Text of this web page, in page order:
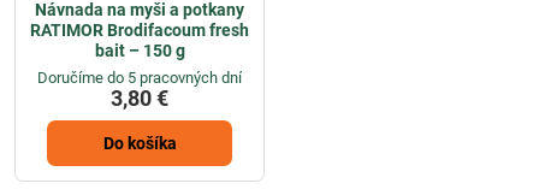
Návnada na myši a potkany
RATIMOR Brodifacoum fresh
bait – 150 g
Doručíme do 5 pracovných dní
3,80 €
Do košíka